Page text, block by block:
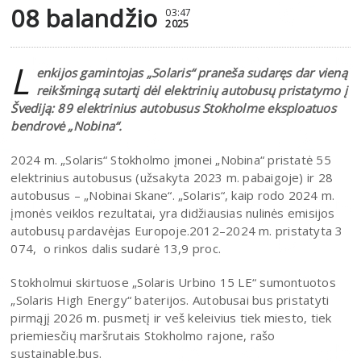
08 balandžio 03:47
2025
L enkijos gamintojas „Solaris“ praneša sudaręs dar vieną
reikšmingą sutartį dėl elektrinių autobusų pristatymo į
Švediją: 89 elektrinius autobusus Stokholme eksploatuos
bendrovė „Nobina“.
2024 m. „Solaris“ Stokholmo įmonei „Nobina“ pristatė 55
elektrinius autobusus (užsakyta 2023 m. pabaigoje) ir 28
autobusus – „Nobinai Skane“. „Solaris“, kaip rodo 2024 m.
įmonės veiklos rezultatai, yra didžiausias nulinės emisijos
autobusų pardavėjas Europoje.2012–2024 m. pristatyta 3
074, o rinkos dalis sudarė 13,9 proc.
Stokholmui skirtuose „Solaris Urbino 15 LE“ sumontuotos
„Solaris High Energy“ baterijos. Autobusai bus pristatyti
pirmąjį 2026 m. pusmetį ir veš keleivius tiek miesto, tiek
priemiesčių maršrutais Stokholmo rajone, rašo
sustainable.bus.